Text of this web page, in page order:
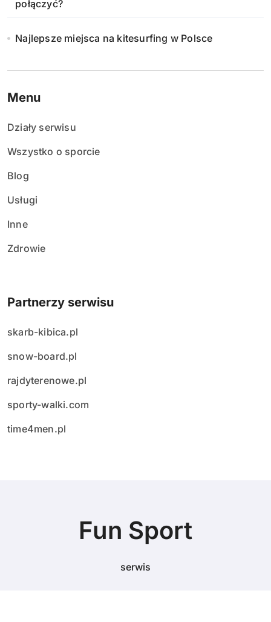
połączyć?
Najlepsze miejsca na kitesurfing w Polsce
Menu
Działy serwisu
Wszystko o sporcie
Blog
Usługi
Inne
Zdrowie
Partnerzy serwisu
skarb-kibica.pl
snow-board.pl
rajdyterenowe.pl
sporty-walki.com
time4men.pl
Fun Sport
serwis